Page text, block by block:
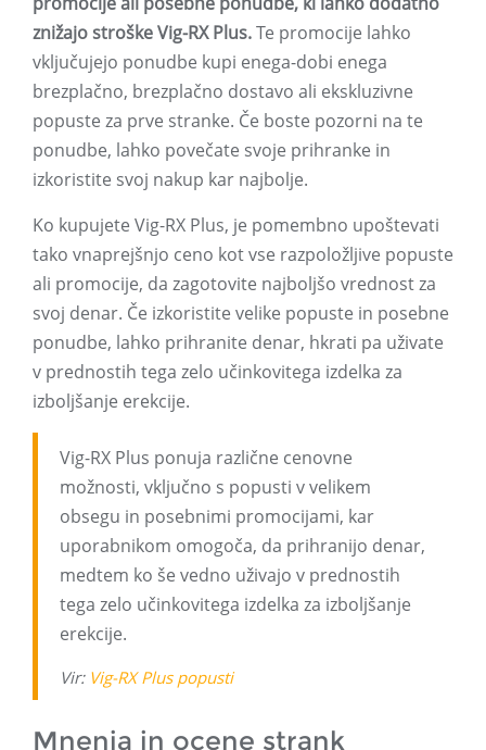
znižajo stroške Vig-RX Plus.Te promocije lahko
vključujejo ponudbe kupi enega-dobi enega
brezplačno, brezplačno dostavo ali ekskluzivne
popuste za prve stranke. Če boste pozorni na te
ponudbe, lahko povečate svoje prihranke in
izkoristite svoj nakup kar najbolje.
Ko kupujete Vig-RX Plus, je pomembno upoštevati
tako vnaprejšnjo ceno kot vse razpoložljive popuste
ali promocije, da zagotovite najboljšo vrednost za
svoj denar. Če izkoristite velike popuste in posebne
ponudbe, lahko prihranite denar, hkrati pa uživate
v prednostih tega zelo učinkovitega izdelka za
izboljšanje erekcije.
Vig-RX Plus ponuja različne cenovne
možnosti, vključno s popusti v velikem
obsegu in posebnimi promocijami, kar
uporabnikom omogoča, da prihranijo denar,
medtem ko še vedno uživajo v prednostih
tega zelo učinkovitega izdelka za izboljšanje
erekcije.
Vir: Vig-RX Plus popusti
Mnenja in ocene strank